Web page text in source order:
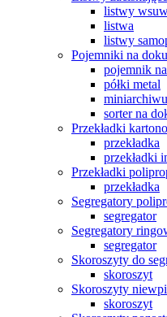
listwy
listwa
listwy
Pojemniki na
pojemnik
półki metal
sorter na
Przekładki
przekładka
przekładki
Przekładki
przekładka
Segregatory
segregator
Segregatory
segregator
Skoroszyty do
skoroszyt
Skoroszyty
skoroszyt